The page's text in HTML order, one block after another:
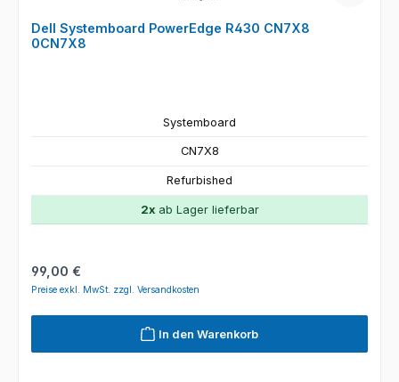
Dell Systemboard PowerEdge R430 CN7X8
0CN7X8
Systemboard
CN7X8
Refurbished
2xab Lager lieferbar
Regulärer Preis:
99,00 €
Preise exkl. MwSt. zzgl. Versandkosten
In den Warenkorb